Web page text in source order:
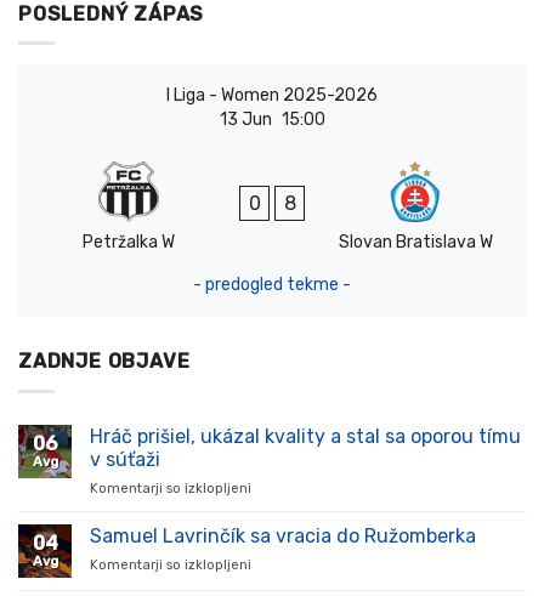
POSLEDNÝ ZÁPAS
I Liga - Women 2025-2026
13 Jun 15:00
Petržalka W
0 8
Slovan Bratislava W
- predogled tekme -
ZADNJE OBJAVE
06
Avg
Hráč prišiel, ukázal kvality a stal sa oporou tímu
v súťaži
Komentarji so izklopljeni
prišiel,
04
Avg
Samuel Lavrinčík sa vracia do Ružomberka
Komentarji so izklopljeni